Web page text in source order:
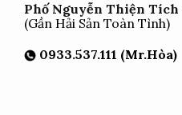
Phố Nguyễn Thiện Tích
(Gần Hải Sản Toàn Tình)
0933.537.111 (Mr.Hòa)